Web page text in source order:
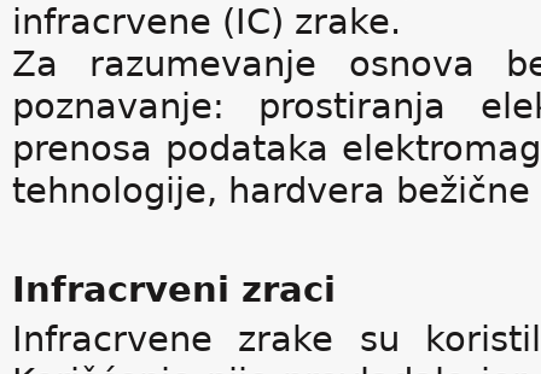
infracrvene (IC) zrake.
Za razumevanje osnova
poznavanje: prostiranja
prenosa podataka
tehnologije, hardvera
Infracrveni zraci
Infracrvene zrake su